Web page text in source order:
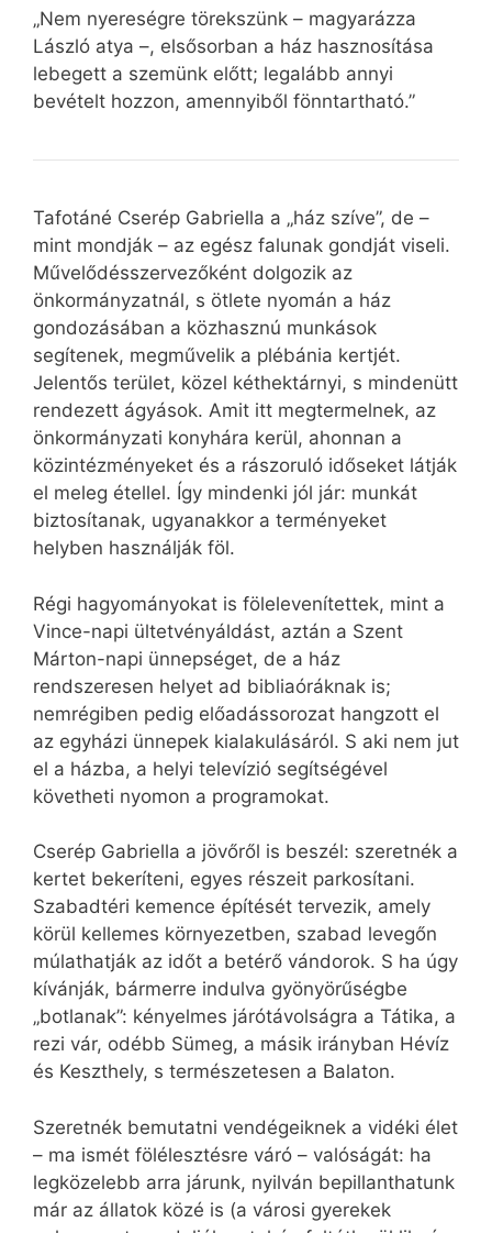
„Nem nyereségre törekszünk – magyarázza
László atya –, elsősorban a ház hasznosítása
lebegett a szemünk előtt; legalább annyi
bevételt hozzon, amennyiből fönntartható.”
Tafotáné Cserép Gabriella a „ház szíve”, de –
mint mondják – az egész falunak gondját viseli.
Művelődésszervezőként dolgozik az
önkormányzatnál, s ötlete nyomán a ház
gondozásában a közhasznú munkások
segítenek, megművelik a plébánia kertjét.
Jelentős terület, közel kéthektárnyi, s mindenütt
rendezett ágyások. Amit itt megtermelnek, az
önkormányzati konyhára kerül, ahonnan a
közintézményeket és a rászoruló időseket látják
el meleg étellel. Így mindenki jól jár: munkát
biztosítanak, ugyanakkor a terményeket
helyben használják föl.
Régi hagyományokat is fölelevenítettek, mint a
Vince-napi ültetvényáldást, aztán a Szent
Márton-napi ünnepséget, de a ház
rendszeresen helyet ad bibliaóráknak is;
nemrégiben pedig előadássorozat hangzott el
az egyházi ünnepek kialakulásáról. S aki nem jut
el a házba, a helyi televízió segítségével
követheti nyomon a programokat.
Cserép Gabriella a jövőről is beszél: szeretnék a
kertet bekeríteni, egyes részeit parkosítani.
Szabadtéri kemence építését tervezik, amely
körül kellemes környezetben, szabad levegőn
múlathatják az időt a betérő vándorok. S ha úgy
kívánják, bármerre indulva gyönyörűségbe
„botlanak”: kényelmes járótávolságra a Tátika, a
rezi vár, odébb Sümeg, a másik irányban Hévíz
és Keszthely, s természetesen a Balaton.
Szeretnék bemutatni vendégeiknek a vidéki élet
– ma ismét fölélesztésre váró – valóságát: ha
legközelebb arra járunk, nyilván bepillanthatunk
már az állatok közé is (a városi gyerekek